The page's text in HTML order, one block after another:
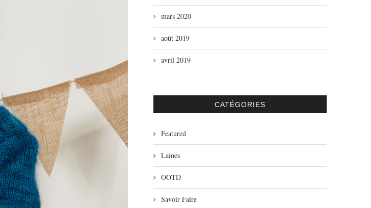
mars 2020
août 2019
avril 2019
CATÉGORIES
Featured
Laines
OOTD
Savoir Faire